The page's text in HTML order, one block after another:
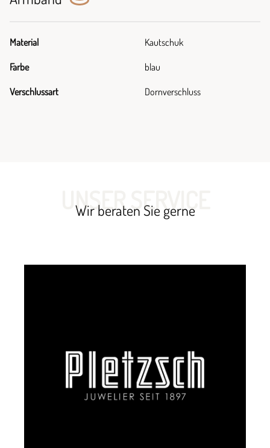
Material Kautschuk
Farbe blau
Verschlussart Dornverschluss
UNSER SERVICE
Wir beraten Sie gerne